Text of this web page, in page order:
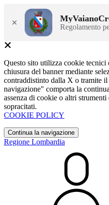
× Regolamento
Questo sito utilizza cookie tecnici
chiusura del banner mediante
contraddistinto dalla X o tramite
navigazione" comporta la
assenza di cookie o altri
sopracitati.
COOKIE POLICY
Continua la navigazione
Regione Lombardia